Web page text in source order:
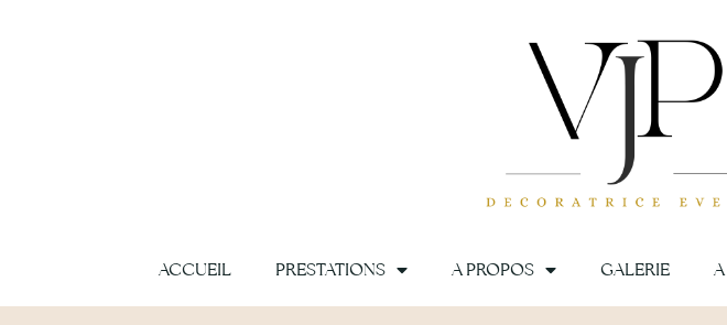
ACCUEIL PRESTATIONS A PROPOS GALERIE